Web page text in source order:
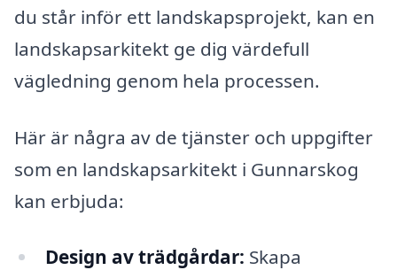
du står inför ett landskapsprojekt, kan en
landskapsarkitekt ge dig värdefull
vägledning genom hela processen.
Här är några av de tjänster och uppgifter
som en landskapsarkitekt i Gunnarskog
kan erbjuda:
Design av trädgårdar: Skapa